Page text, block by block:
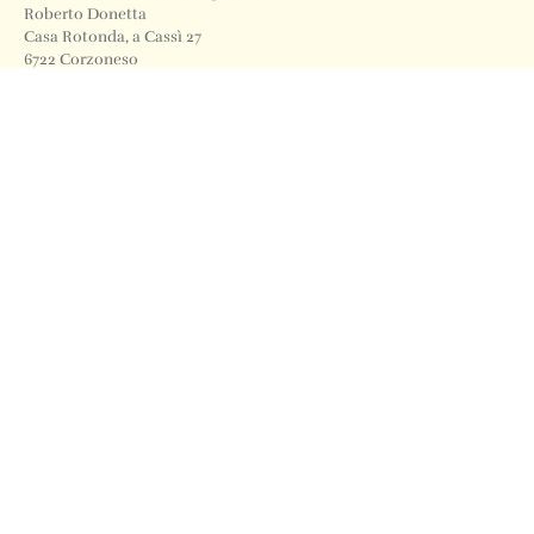
Roberto Donetta
Casa Rotonda, a Cassì 27
6722 Corzoneso